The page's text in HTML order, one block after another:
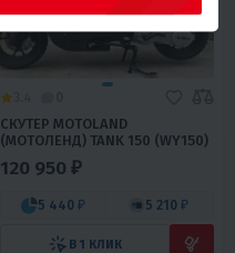
СКУТЕР MOTOLAND
(МОТОЛЕНД) TANK 150 (WY150)
120 950 ₽
5 440 ₽ 5 210 ₽
В 1 КЛИК